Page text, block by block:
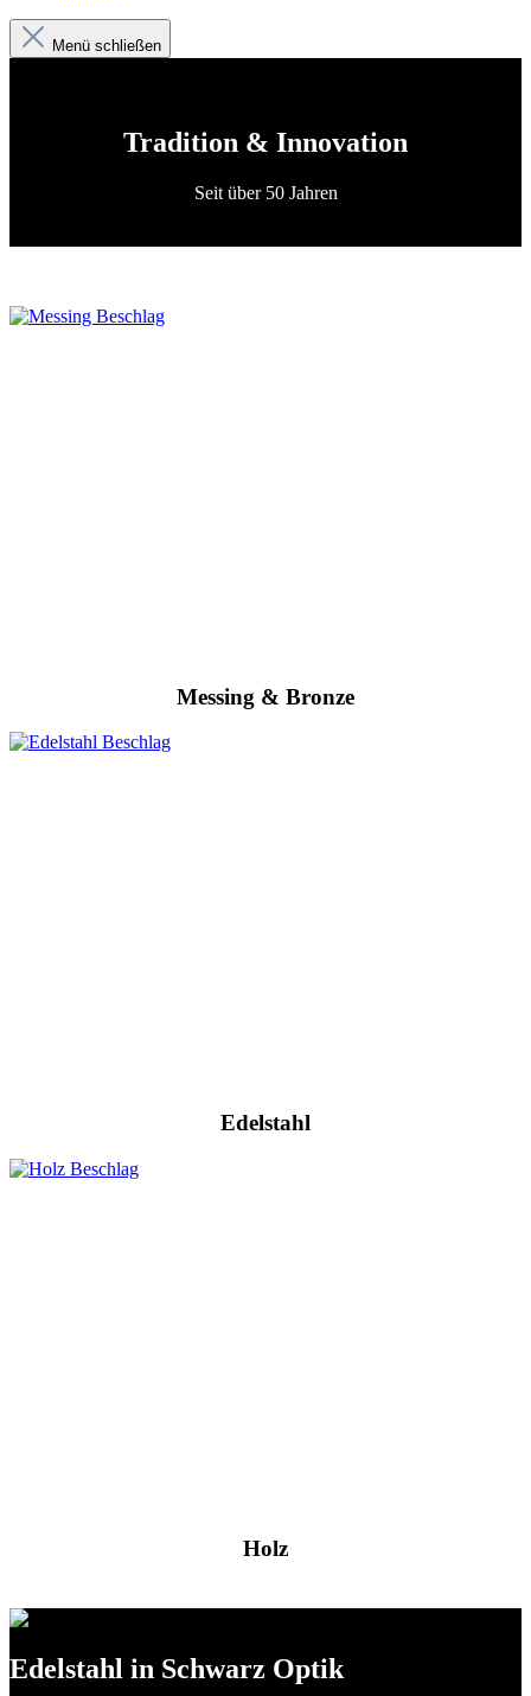
Menü schließen
Tradition & Innovation
Seit über 50 Jahren
Messing & Bronze
Edelstahl
Holz
Edelstahl in Schwarz Optik